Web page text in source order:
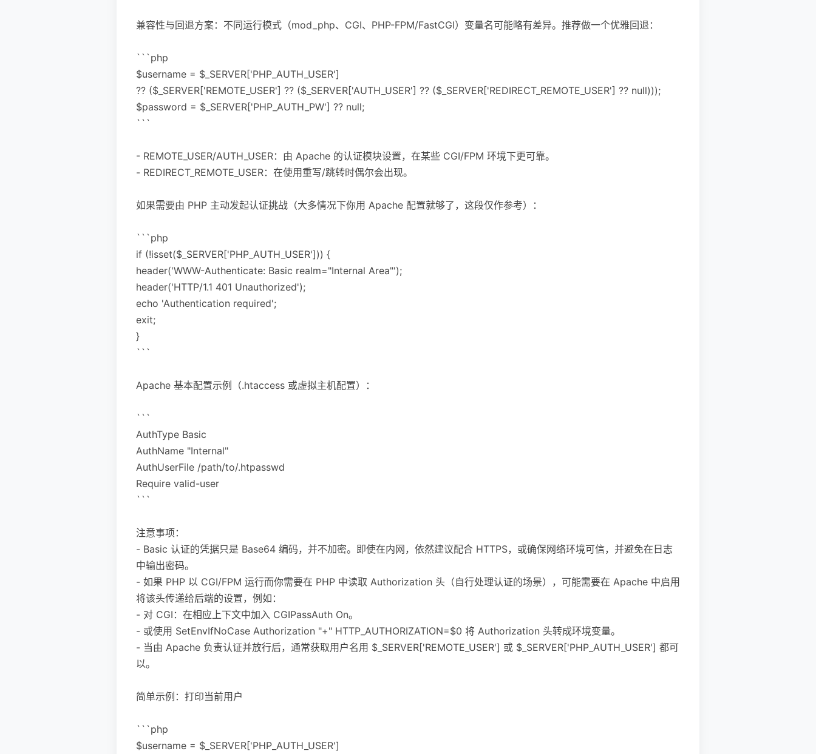
兼容性与回退方案：不同运行模式（mod_php、CGI、PHP-FPM/FastCGI）变量名可能略有差异。推荐做一个优雅回退：
```php
$username = $_SERVER['PHP_AUTH_USER']
?? ($_SERVER['REMOTE_USER'] ?? ($_SERVER['AUTH_USER'] ?? ($_SERVER['REDIRECT_REMOTE_USER'] ?? null)));
$password = $_SERVER['PHP_AUTH_PW'] ?? null;
```
- REMOTE_USER/AUTH_USER：由 Apache 的认证模块设置，在某些 CGI/FPM 环境下更可靠。
- REDIRECT_REMOTE_USER：在使用重写/跳转时偶尔会出现。
如果需要由 PHP 主动发起认证挑战（大多情况下你用 Apache 配置就够了，这段仅作参考）：
```php
if (!isset($_SERVER['PHP_AUTH_USER'])) {
header('WWW-Authenticate: Basic realm="Internal Area"');
header('HTTP/1.1 401 Unauthorized');
echo 'Authentication required';
exit;
}
```
Apache 基本配置示例（.htaccess 或虚拟主机配置）：
```
AuthType Basic
AuthName "Internal"
AuthUserFile /path/to/.htpasswd
Require valid-user
```
注意事项：
- Basic 认证的凭据只是 Base64 编码，并不加密。即使在内网，依然建议配合 HTTPS，或确保网络环境可信，并避免在日志
中输出密码。
- 如果 PHP 以 CGI/FPM 运行而你需要在 PHP 中读取 Authorization 头（自行处理认证的场景），可能需要在 Apache 中启用
将该头传递给后端的设置，例如：
- 对 CGI：在相应上下文中加入 CGIPassAuth On。
- 或使用 SetEnvIfNoCase Authorization "+" HTTP_AUTHORIZATION=$0 将 Authorization 头转成环境变量。
- 当由 Apache 负责认证并放行后，通常获取用户名用 $_SERVER['REMOTE_USER'] 或 $_SERVER['PHP_AUTH_USER'] 都可
以。
简单示例：打印当前用户
```php
$username = $_SERVER['PHP_AUTH_USER']